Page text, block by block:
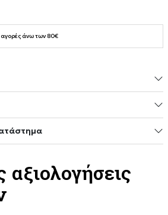
άνω των 80€
αξιολογήσεις